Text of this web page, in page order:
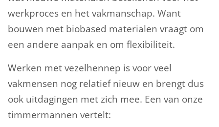
werkproces en het vakmanschap. Want
bouwen met biobased materialen vraagt om
een andere aanpak en om flexibiliteit.
Werken met vezelhennep is voor veel
vakmensen nog relatief nieuw en brengt dus
ook uitdagingen met zich mee. Een van onze
timmermannen vertelt: